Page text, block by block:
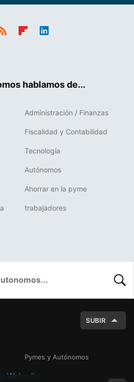
hablamos de...
Administración / Finanzas
Fiscalidad y Contabilidad
Tecnología
Autónomos
Ahorrar en la pyme
trabajadores
SUBIR
Pymes y Autónomos
Webedia